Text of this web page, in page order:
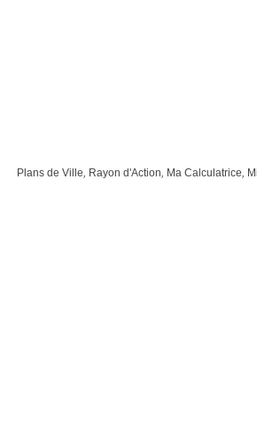
Plans de Ville, Rayon d'Action, Ma Calculatrice,